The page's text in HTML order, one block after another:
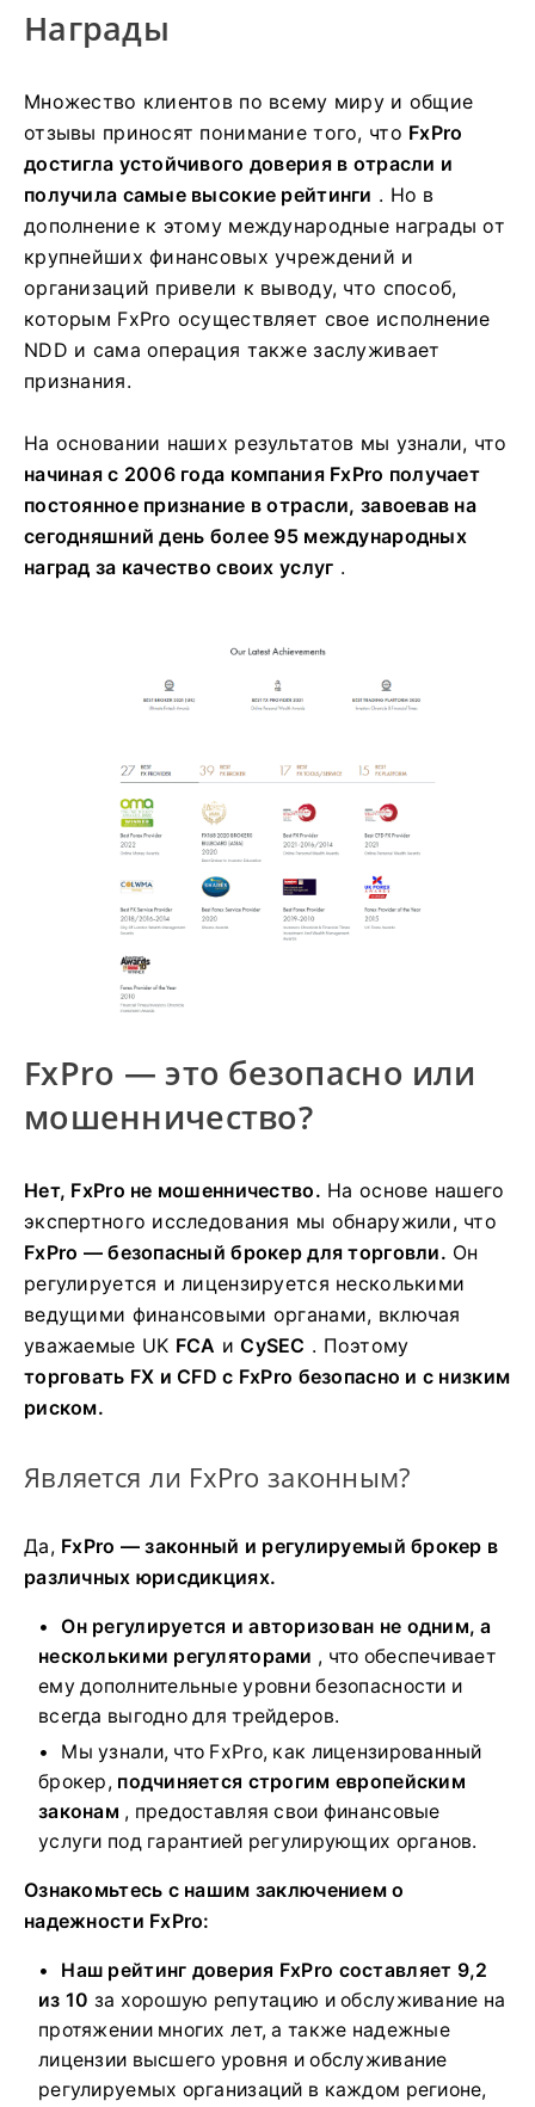
Награды
Множество клиентов по всему миру и общие
отзывы приносят понимание того, что FxPro
достигла устойчивого доверия в отрасли и
получила самые высокие рейтинги . Но в
дополнение к этому международные награды от
крупнейших финансовых учреждений и
организаций привели к выводу, что способ,
которым FxPro осуществляет свое исполнение
NDD и сама операция также заслуживает
признания.
На основании наших результатов мы узнали, что
начиная с 2006 года компания FxPro получает
постоянное признание в отрасли, завоевав на
сегодняшний день более 95 международных
наград за качество своих услуг .
FxPro — это безопасно или
мошенничество?
Нет, FxPro не мошенничество. На основе нашего
экспертного исследования мы обнаружили, что
FxPro — безопасный брокер для торговли. Он
регулируется и лицензируется несколькими
ведущими финансовыми органами, включая
уважаемые UK FCA иCySEC . Поэтому
торговать FX и CFD с FxPro безопасно и с низким
риском.
Является ли FxPro законным?
Да, FxPro — законный и регулируемый брокер в
различных юрисдикциях.
Он регулируется и авторизован не одним, а
несколькими регуляторами , что обеспечивает
ему дополнительные уровни безопасности и
всегда выгодно для трейдеров.
Мы узнали, что FxPro, как лицензированный
брокер, подчиняется строгим европейским
законам , предоставляя свои финансовые
услуги под гарантией регулирующих органов.
Ознакомьтесь с нашим заключением о
надежности FxPro:
Наш рейтинг доверия FxPro составляет 9,2
из 10 за хорошую репутацию и обслуживание на
протяжении многих лет, а также надежные
лицензии высшего уровня и обслуживание
регулируемых организаций в каждом регионе,